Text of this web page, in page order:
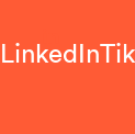
LinkedIn